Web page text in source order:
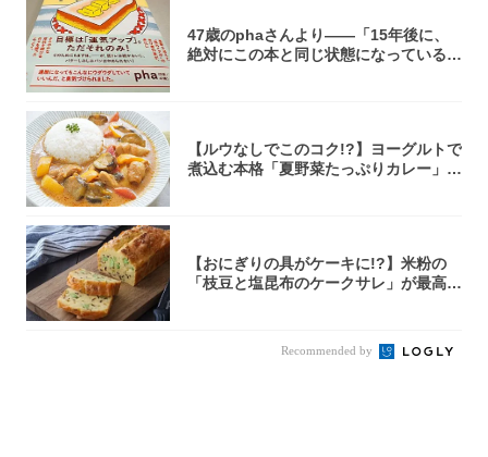
47歳のphaさんより――「15年後に、
絶対にこの本と同じ状態になっている自
【ルウなしでこのコク!?】ヨーグルトで
煮込む本格「夏野菜たっぷりカレー」作
【おにぎりの具がケーキに!?】米粉の
「枝豆と塩昆布のケークサレ」が最高♡
Recommended by